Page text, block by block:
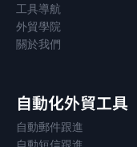
工具導航
外貿學院
關於我們
自動化外貿工具
自動郵件跟進
自動短信跟進